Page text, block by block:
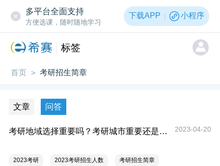
多平台全面支持
方便选课，随时随地学习
下载APP 小程序
标签
首页 > 考研招生简章
文章 问答
考研地域选择重要吗？考研城市重要还是学校重要？ 2023-04-20
2023考研 2023考研招生人数 考研招生简章